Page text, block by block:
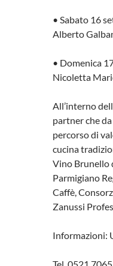
• Sabato 16
Alberto
• Domenica
Nicoletta
All’interno
partner che
percorso di
cucina
Vino Brunello
Parmigiano
Caffè,
Zanussi
Informazioni: